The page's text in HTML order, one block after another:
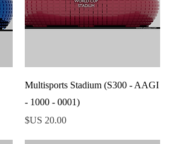
العرض السريع
Multisports Stadium (S300 - AAGI
- 1000 - 0001)
السعر‏20.00 US$